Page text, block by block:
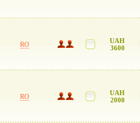
RO
UAH
3600
RO
UAH
2000